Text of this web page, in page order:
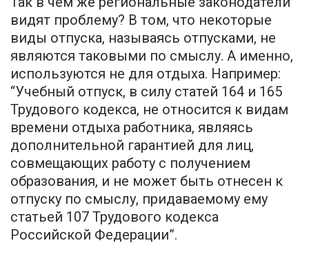
видят проблему? В том, что некоторые
виды отпуска, называясь отпусками, не
являются таковыми по смыслу. А именно,
используются не для отдыха. Например:
“Учебный отпуск, в силу статей 164 и 165
Трудового кодекса, не относится к видам
времени отдыха работника, являясь
дополнительной гарантией для лиц,
совмещающих работу с получением
образования, и не может быть отнесен к
отпуску по смыслу, придаваемому ему
статьей 107 Трудового кодекса
Российской Федерации”.